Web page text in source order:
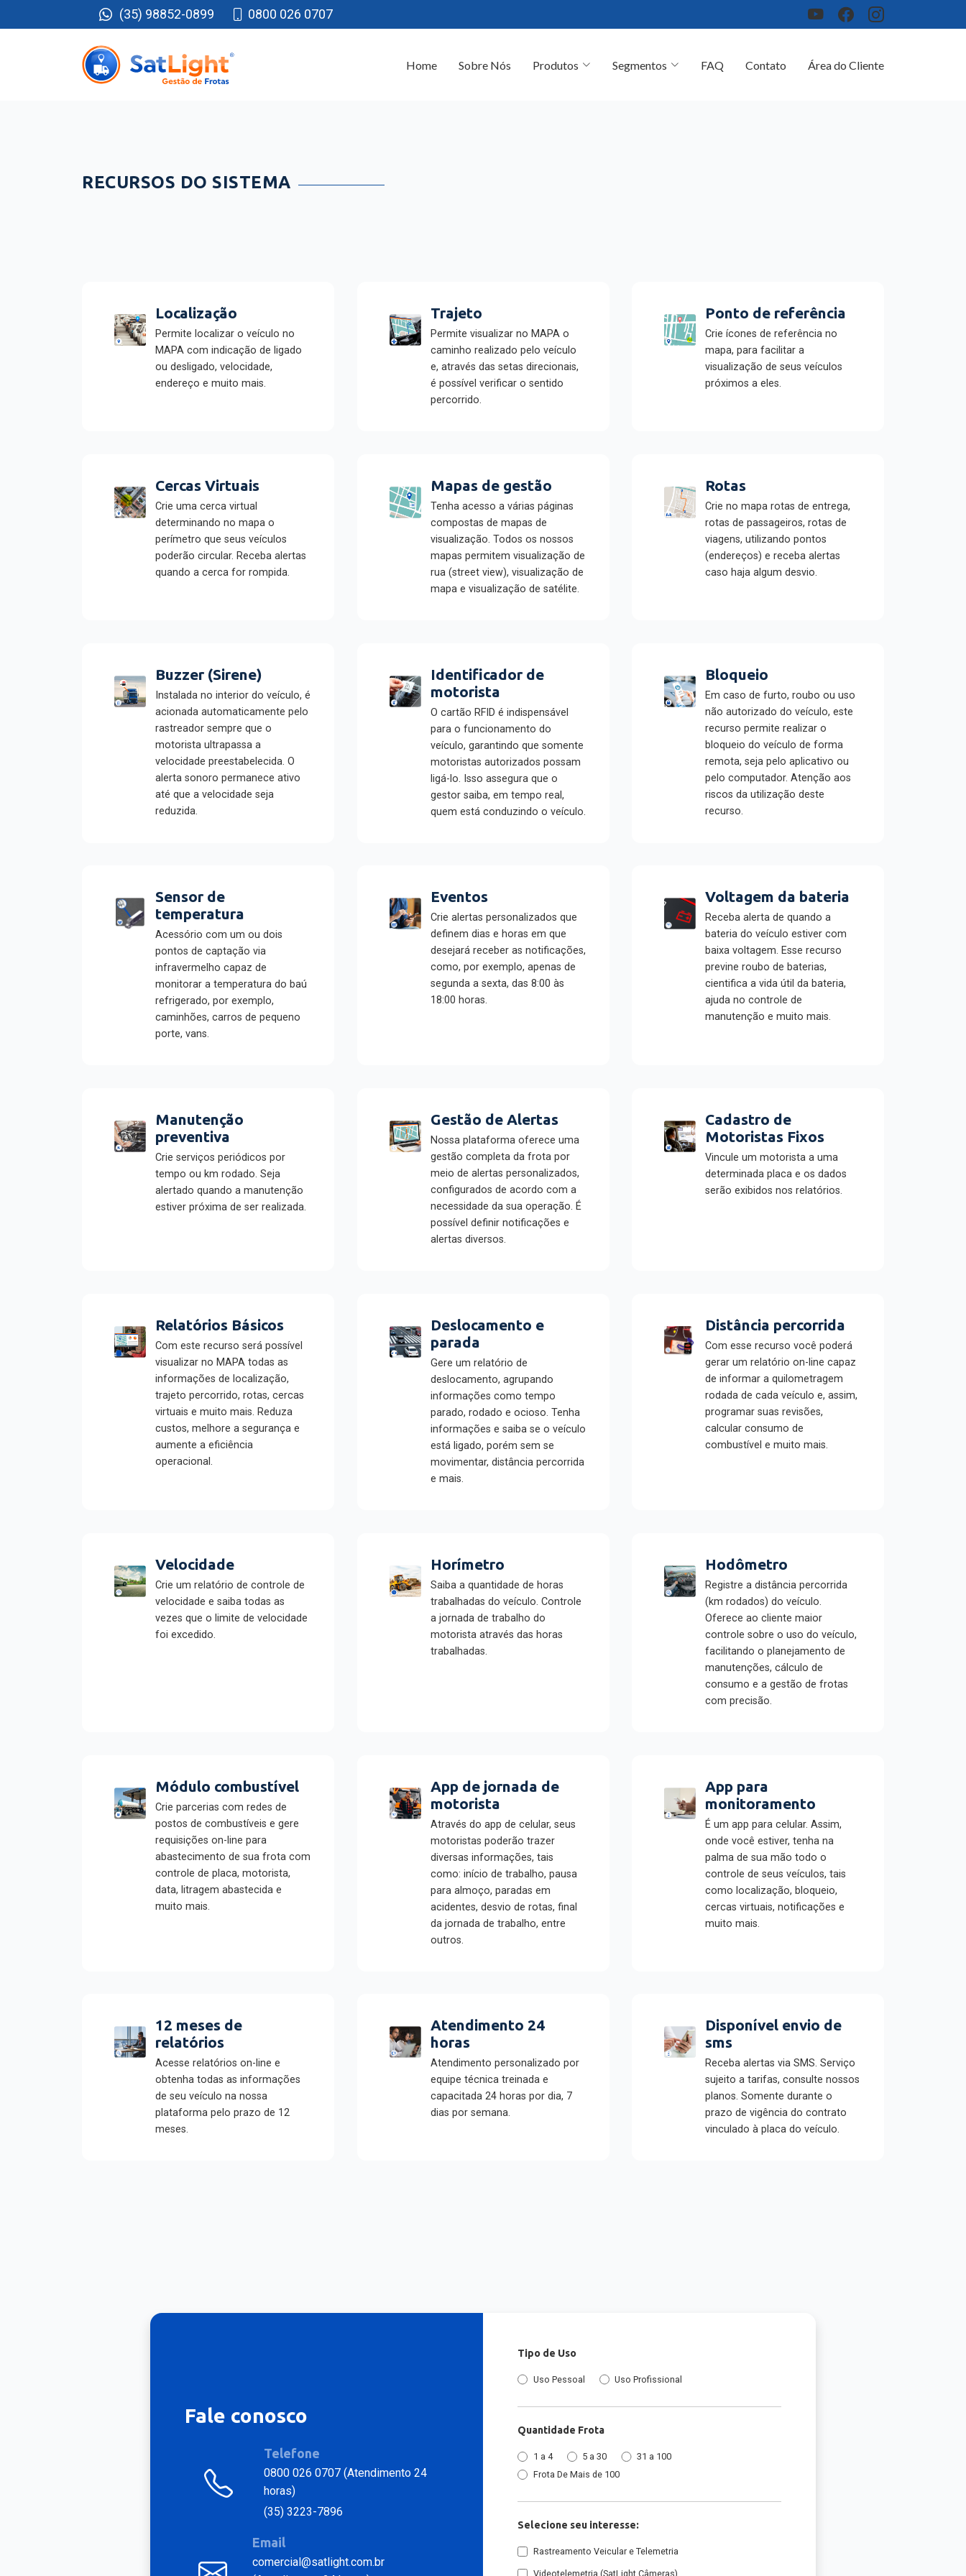
(35) 98852-0899 0800 026 0707
Home Sobre Nós Produtos Segmentos FAQ Contato Área do Cliente
RECURSOS DO SISTEMA
Localização
Permite localizar o veículo no
MAPA com indicação de ligado
ou desligado, velocidade,
endereço e muito mais.
Trajeto
Permite visualizar no MAPA o
caminho realizado pelo veículo
e, através das setas direcionais,
é possível verificar o sentido
percorrido.
Ponto de referência
Crie ícones de referência no
mapa, para facilitar a
visualização de seus veículos
próximos a eles.
Cercas Virtuais
Crie uma cerca virtual
determinando no mapa o
perímetro que seus veículos
poderão circular. Receba alertas
quando a cerca for rompida.
Mapas de gestão
Tenha acesso a várias páginas
compostas de mapas de
visualização. Todos os nossos
mapas permitem visualização de
rua (street view), visualização de
mapa e visualização de satélite.
Rotas
Crie no mapa rotas de entrega,
rotas de passageiros, rotas de
viagens, utilizando pontos
(endereços) e receba alertas
caso haja algum desvio.
Buzzer (Sirene)
Instalada no interior do veículo, é
acionada automaticamente pelo
rastreador sempre que o
motorista ultrapassa a
velocidade preestabelecida. O
alerta sonoro permanece ativo
até que a velocidade seja
reduzida.
Identificador de
motorista
O cartão RFID é indispensável
para o funcionamento do
veículo, garantindo que somente
motoristas autorizados possam
ligá-lo. Isso assegura que o
gestor saiba, em tempo real,
quem está conduzindo o veículo.
Bloqueio
Em caso de furto, roubo ou uso
não autorizado do veículo, este
recurso permite realizar o
bloqueio do veículo de forma
remota, seja pelo aplicativo ou
pelo computador. Atenção aos
riscos da utilização deste
recurso.
Sensor de
temperatura
Acessório com um ou dois
pontos de captação via
infravermelho capaz de
monitorar a temperatura do baú
refrigerado, por exemplo,
caminhões, carros de pequeno
porte, vans.
Eventos
Crie alertas personalizados que
definem dias e horas em que
desejará receber as notificações,
como, por exemplo, apenas de
segunda a sexta, das 8:00 às
18:00 horas.
Voltagem da bateria
Receba alerta de quando a
bateria do veículo estiver com
baixa voltagem. Esse recurso
previne roubo de baterias,
cientifica a vida útil da bateria,
ajuda no controle de
manutenção e muito mais.
Manutenção
preventiva
Crie serviços periódicos por
tempo ou km rodado. Seja
alertado quando a manutenção
estiver próxima de ser realizada.
Gestão de Alertas
Nossa plataforma oferece uma
gestão completa da frota por
meio de alertas personalizados,
configurados de acordo com a
necessidade da sua operação. É
possível definir notificações e
alertas diversos.
Cadastro de
Motoristas Fixos
Vincule um motorista a uma
determinada placa e os dados
serão exibidos nos relatórios.
Relatórios Básicos
Com este recurso será possível
visualizar no MAPA todas as
informações de localização,
trajeto percorrido, rotas, cercas
virtuais e muito mais. Reduza
custos, melhore a segurança e
aumente a eficiência
operacional.
Deslocamento e
parada
Gere um relatório de
deslocamento, agrupando
informações como tempo
parado, rodado e ocioso. Tenha
informações e saiba se o veículo
está ligado, porém sem se
movimentar, distância percorrida
e mais.
Distância percorrida
Com esse recurso você poderá
gerar um relatório on-line capaz
de informar a quilometragem
rodada de cada veículo e, assim,
programar suas revisões,
calcular consumo de
combustível e muito mais.
Velocidade
Crie um relatório de controle de
velocidade e saiba todas as
vezes que o limite de velocidade
foi excedido.
Horímetro
Saiba a quantidade de horas
trabalhadas do veículo. Controle
a jornada de trabalho do
motorista através das horas
trabalhadas.
Hodômetro
Registre a distância percorrida
(km rodados) do veículo.
Oferece ao cliente maior
controle sobre o uso do veículo,
facilitando o planejamento de
manutenções, cálculo de
consumo e a gestão de frotas
com precisão.
Módulo combustível
Crie parcerias com redes de
postos de combustíveis e gere
requisições on-line para
abastecimento de sua frota com
controle de placa, motorista,
data, litragem abastecida e
muito mais.
App de jornada de
motorista
Através do app de celular, seus
motoristas poderão trazer
diversas informações, tais
como: início de trabalho, pausa
para almoço, paradas em
acidentes, desvio de rotas, final
da jornada de trabalho, entre
outros.
App para
monitoramento
É um app para celular. Assim,
onde você estiver, tenha na
palma de sua mão todo o
controle de seus veículos, tais
como localização, bloqueio,
cercas virtuais, notificações e
muito mais.
12 meses de
relatórios
Acesse relatórios on-line e
obtenha todas as informações
de seu veículo na nossa
plataforma pelo prazo de 12
meses.
Atendimento 24
horas
Atendimento personalizado por
equipe técnica treinada e
capacitada 24 horas por dia, 7
dias por semana.
Disponível envio de
sms
Receba alertas via SMS. Serviço
sujeito a tarifas, consulte nossos
planos. Somente durante o
prazo de vigência do contrato
vinculado à placa do veículo.
Fale conosco
Telefone
0800 026 0707 (Atendimento 24
horas)
(35) 3223-7896
Email
comercial@satlight.com.br
Tipo de Uso
Uso Pessoal Uso Profissional
Quantidade Frota
1 a 4 5 a 30
31 a 100
Frota De Mais de 100
Selecione seu interesse:
Rastreamento Veicular e Telemetria
Videotelemetria (SatLight Câmeras)